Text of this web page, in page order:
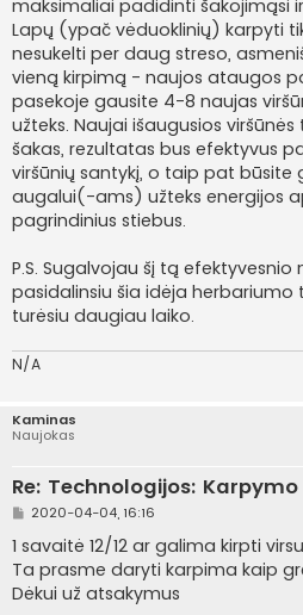
maksimaliai padidinti šakojimąsi
Lapų (ypač vėduoklinių) karpyti
nesukelti per daug streso,
vieną kirpimą - naujos ataugos
pasekoje gausite 4-8 naujas
užteks. Naujai išaugusios
šakas, rezultatas bus efektyvus
viršūnių santykį, o taip pat būsite
augalui(-ams) užteks energijos
pagrindinius stiebus.
P.S. Sugalvojau šį tą
pasidalinsiu šia idėja herbariumo
turėsiu daugiau laiko.
N/A
Kaminas
Naujokas
Re: Technologijos:
S
a
n
d
a
r
2020-04-04, 16:16
1 savaitė 12/12 ar galima kirpti
Ta prasme daryti karpima kaip
Dėkui už atsakymus